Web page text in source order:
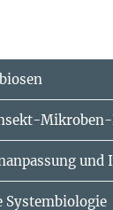
und
Systembiologie